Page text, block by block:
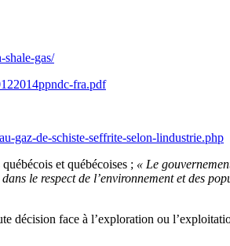
gas/
fra.pdf
gaz-de-schiste-seffrite-selon-lindustrie.php
et québécoises ; « Le
le respect de l’environnement et des
face à l’exploration ou